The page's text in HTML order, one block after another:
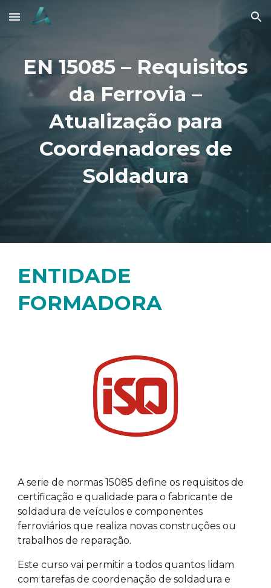
Skip to main content Skip to navigation
EN 15085 – Requisitos
da Ferrovia –
Atualização para
Coordenadores de
Soldadura
ENTIDADE
FORMADORA
A serie de normas 15085 define os requisitos de
certificação e qualidade para o fabricante de
soldadura de veículos e componentes
ferroviários que realiza novas construções ou
trabalhos de reparação.
Este curso vai permitir a todos quantos lidam
com tarefas de coordenação de soldadura e